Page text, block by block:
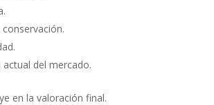
actual del mercado.
en la valoración final.